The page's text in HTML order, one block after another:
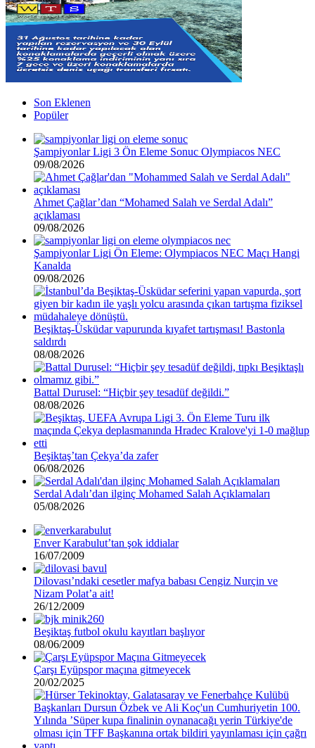
Son Eklenen
Popüler
Şampiyonlar Ligi 3 Ön Eleme Sonuc Olympiacos NEC
09/08/2026
Ahmet Çağlar’dan “Mohamed Salah ve Serdal Adalı”
açıklaması
09/08/2026
Şampiyonlar Ligi Ön Eleme: Olympiacos NEC Maçı Hangi
Kanalda
09/08/2026
Beşiktaş-Üsküdar vapurunda kıyafet tartışması! Bastonla
saldırdı
08/08/2026
Battal Durusel: “Hiçbir şey tesadüf değildi.”
08/08/2026
Beşiktaş’tan Çekya’da zafer
06/08/2026
Serdal Adalı’dan ilginç Mohamed Salah Açıklamaları
05/08/2026
Enver Karabulut’tan şok iddialar
16/07/2009
Dilovası’ndaki cesetler mafya babası Cengiz Nurçin ve
Nizam Polat’a ait!
26/12/2009
Beşiktaş futbol okulu kayıtları başlıyor
08/06/2009
Çarşı Eyüpspor maçına gitmeyecek
20/02/2025